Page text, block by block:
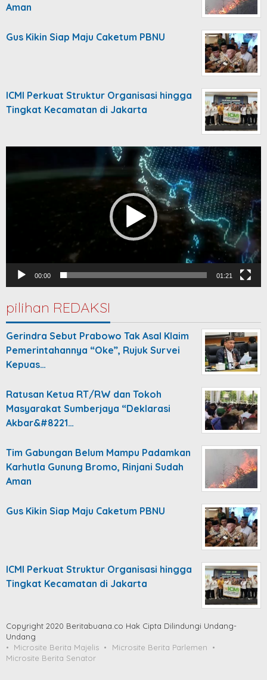
Aman
Gus Kikin Siap Maju Caketum PBNU
ICMI Perkuat Struktur Organisasi hingga
Tingkat Kecamatan di Jakarta
00:00 01:21
pilihan REDAKSI
Gerindra Sebut Prabowo Tak Asal Klaim
Pemerintahannya “Oke”, Rujuk Survei
Kepuas…
Ratusan Ketua RT/RW dan Tokoh
Masyarakat Sumberjaya “Deklarasi
Akbar&#8221…
Tim Gabungan Belum Mampu Padamkan
Karhutla Gunung Bromo, Rinjani Sudah
Aman
Gus Kikin Siap Maju Caketum PBNU
ICMI Perkuat Struktur Organisasi hingga
Tingkat Kecamatan di Jakarta
Copyright 2020 Beritabuana.co Hak Cipta Dilindungi Undang-
Undang
Microsite Berita Majelis
Microsite Berita Parlemen
Microsite Berita Senator